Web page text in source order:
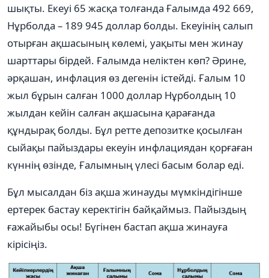
шықты. Екеуі 65 жасқа толғанда Ғалымда 492 669,
Нұрболда – 189 945 доллар болды. Екеуінің салып
отырған ақшасының көлемі, уақыты мен жинау
шарттары бірдей. Ғалымда неліктен көп? Әрине,
әрқашан, инфлация өз дегенін істейді. Ғалым 10
жыл бұрын салған 1000 доллар Нұрболдың 10
жылдан кейін салған ақшасына қарағанда
құндырақ болды. Бұл ретте депозитке қосылған
сыйақы пайыздары екеуін инфлациядан қорғаған
күннің өзінде, Ғалымның үлесі басым болар еді.
Бұл мысалдан біз ақша жинауды мүмкіндігінше
ертерек бастау керектігін байқаймыз. Пайыздың
ғажайыбы осы! Бүгінен бастап ақша жинауға
кірісіңіз.